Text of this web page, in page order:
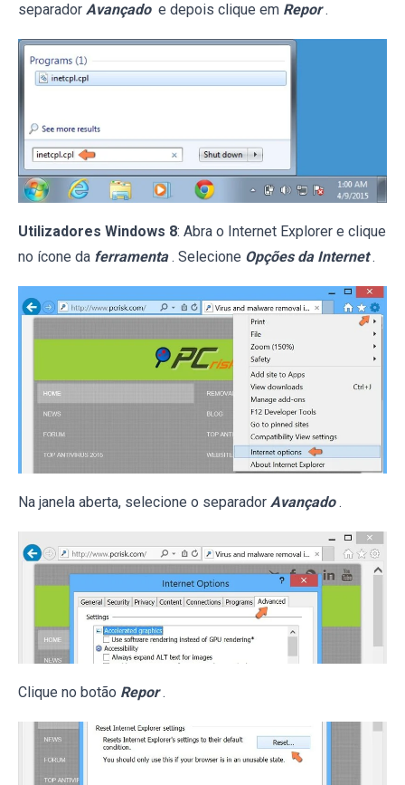
separador Avançado e depois clique em Repor .
Utilizadores Windows 8: Abra o Internet Explorer e clique
no ícone da ferramenta . Selecione Opções da Internet .
Na janela aberta, selecione o separador Avançado .
Clique no botão Repor .